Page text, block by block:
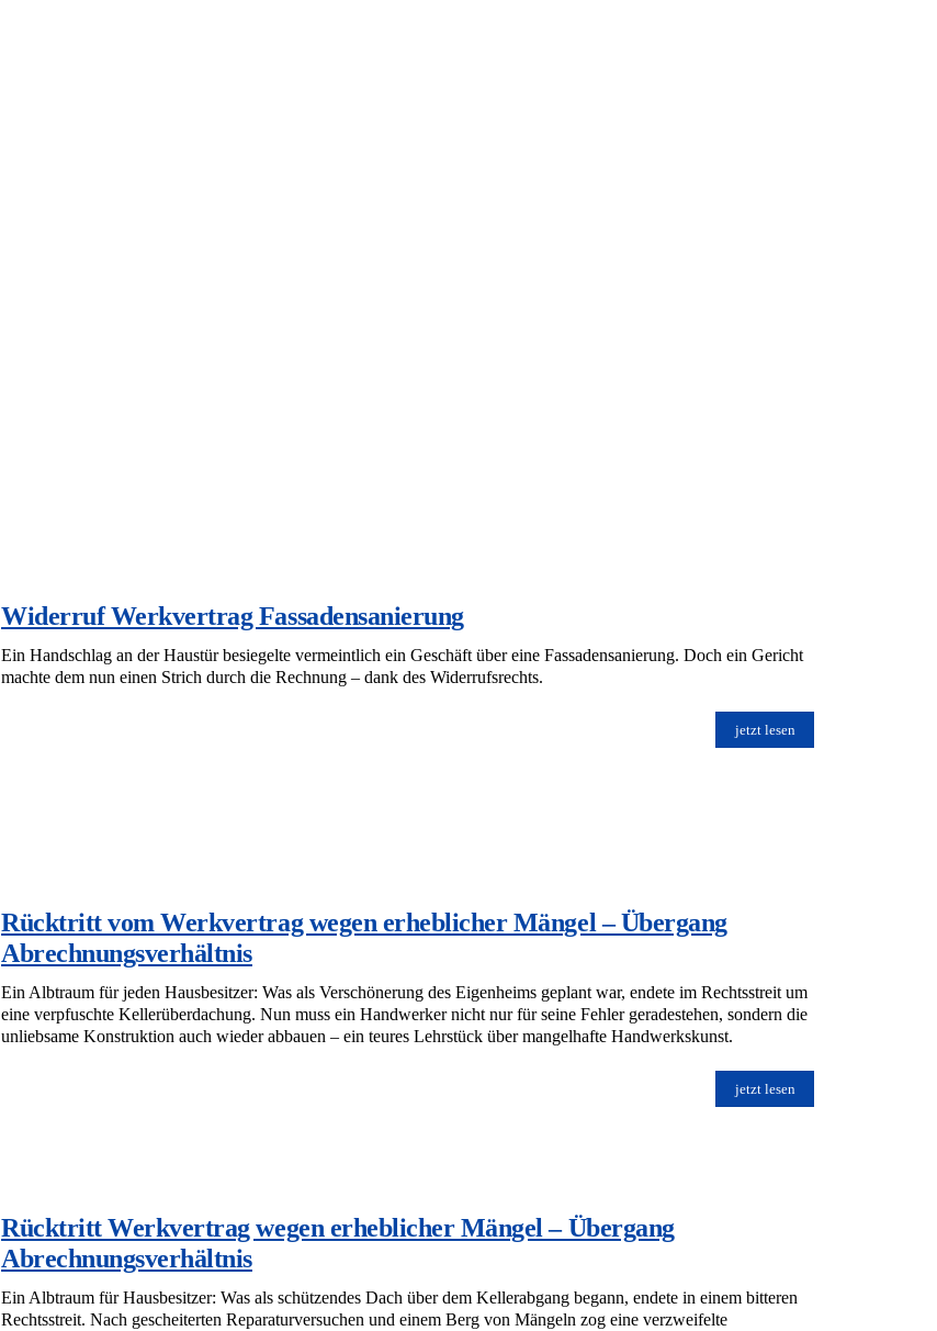
Widerruf Werkvertrag Fassadensanierung
Ein Handschlag an der Haustür besiegelte vermeintlich ein Geschäft über eine Fassadensanierung. Doch ein Gericht
machte dem nun einen Strich durch die Rechnung – dank des Widerrufsrechts.
jetzt lesen
Rücktritt vom Werkvertrag wegen erheblicher Mängel – Übergang
Abrechnungsverhältnis
Ein Albtraum für jeden Hausbesitzer: Was als Verschönerung des Eigenheims geplant war, endete im Rechtsstreit um
eine verpfuschte Kellerüberdachung. Nun muss ein Handwerker nicht nur für seine Fehler geradestehen, sondern die
unliebsame Konstruktion auch wieder abbauen – ein teures Lehrstück über mangelhafte Handwerkskunst.
jetzt lesen
Rücktritt Werkvertrag wegen erheblicher Mängel – Übergang
Abrechnungsverhältnis
Ein Albtraum für Hausbesitzer: Was als schützendes Dach über dem Kellerabgang begann, endete in einem bitteren
Rechtsstreit. Nach gescheiterten Reparaturversuchen und einem Berg von Mängeln zog eine verzweifelte